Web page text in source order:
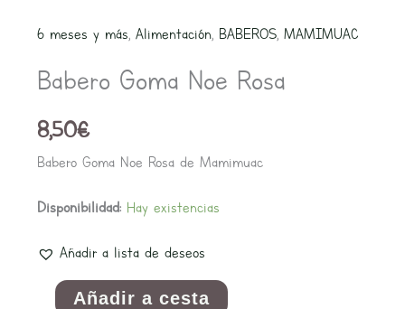
6 meses y más, Alimentación, BABEROS, MAMIMUAC
Babero Goma Noe Rosa
8,50€
Babero Goma Noe Rosa de Mamimuac
Disponibilidad: Hay existencias
Añadir a lista de deseos
Rosa
Añadir a cesta